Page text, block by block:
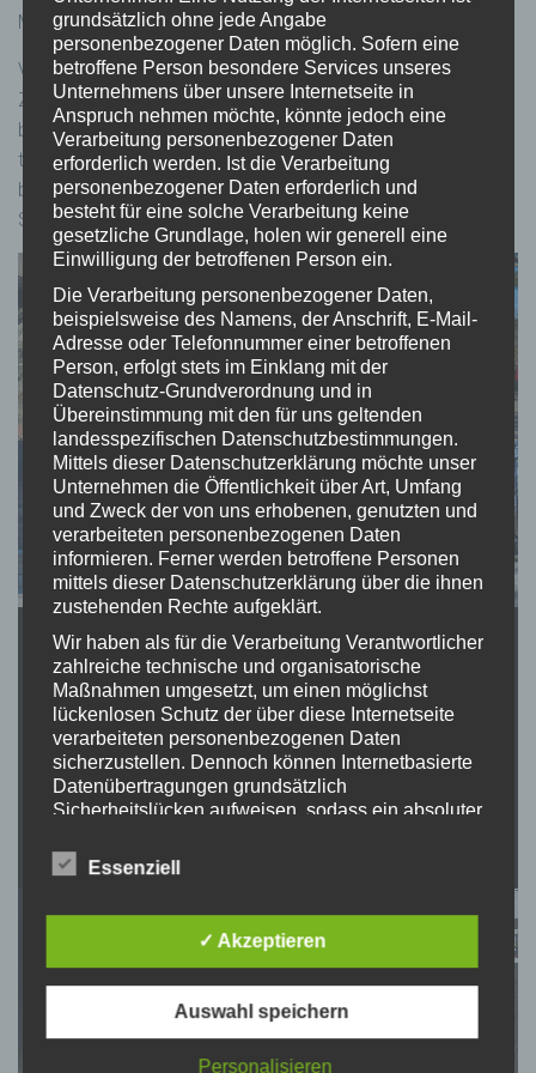
Muke und Friedrich Zinke)
Vorbeifahrende Autos hupten und bekundeten ihre
Zustimmung zu der Aktion. Fußgänger und Fahrradfahren
blieben stehen um die Aktion zu verfolgen oder daran
teilzunehmen. Auch eine junge Mutter aus der Ukraine
bedankte sich direkt bei den Schülerinnen und Schülern der
SV für diese Aktion.
grundsätzlich ohne jede Angabe
personenbezogener Daten möglich. Sofern eine
betroffene Person besondere Services unseres
Unternehmens über unsere Internetseite in
Anspruch nehmen möchte, könnte jedoch eine
Verarbeitung personenbezogener Daten
erforderlich werden. Ist die Verarbeitung
personenbezogener Daten erforderlich und
besteht für eine solche Verarbeitung keine
gesetzliche Grundlage, holen wir generell eine
Einwilligung der betroffenen Person ein.
Die Verarbeitung personenbezogener Daten,
beispielsweise des Namens, der Anschrift, E-Mail-
Adresse oder Telefonnummer einer betroffenen
Person, erfolgt stets im Einklang mit der
Datenschutz-Grundverordnung und in
Übereinstimmung mit den für uns geltenden
landesspezifischen Datenschutzbestimmungen.
Mittels dieser Datenschutzerklärung möchte unser
Unternehmen die Öffentlichkeit über Art, Umfang
und Zweck der von uns erhobenen, genutzten und
verarbeiteten personenbezogenen Daten
informieren. Ferner werden betroffene Personen
mittels dieser Datenschutzerklärung über die ihnen
zustehenden Rechte aufgeklärt.
Wir haben als für die Verarbeitung Verantwortlicher
zahlreiche technische und organisatorische
Maßnahmen umgesetzt, um einen möglichst
lückenlosen Schutz der über diese Internetseite
verarbeiteten personenbezogenen Daten
sicherzustellen. Dennoch können Internetbasierte
Datenübertragungen grundsätzlich
Sicherheitslücken aufweisen, sodass ein absoluter
diesem Grund steht es jeder betroffenen Person
frei, personenbezogene Daten auch auf
uns zu übermitteln.
Begriffsbestimmungen
Die Datenschutzerklärung beruht auf den
Begrifflichkeiten, die durch den Europäischen
Richtlinien- und Verordnungsgeber beim Erlass
Essenziell
✓ Akzeptieren
Auswahl speichern
Personalisieren